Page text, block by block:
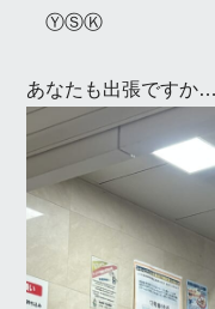
ⓎⓈⓀ
あなたも出張ですか